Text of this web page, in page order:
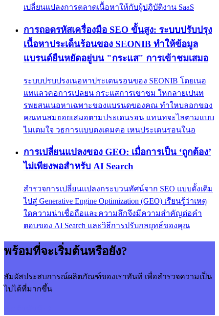
เปลี่ยนแปลงการตลาดเนื้อหาให้กับผู้ปฏิบัติงาน SaaS
การถอดรหัสเครื่องมือ SEO ขั้นสูง: ระบบปรับปรุง
เนื้อหาประเด็นร้อนของ SEONIB ทำให้ข้อมูล
แบรนด์ยืนหยัดอยู่บน "กระแส" การเข้าชมเสมอ
ระบบปรบปรงเนอหาประเดนรอนของ SEONIB โดยเนอ
แทแลวคอการเปลยน กระแสการเขาชม ใหกลายเปนท
รพยสนเนอหาเฉพาะของแบรนดของคณ ทำใหบลอกของ
คณทนสมยอยเสมอตามประเดนรอน แทนทจะไลตามแบบ
ไมเตมใจ วธการแบบดงเดมคอ เหนประเดนรอนในอ
การเปลี่ยนแปลงของ GEO: เมื่อการเป็น ‘ถูกต้อง’
ไม่เพียงพอสำหรับ AI Search
สำรวจการเปลี่ยนแปลงกระบวนทัศน์จาก SEO แบบดั้งเดิม
ไปสู่ Generative Engine Optimization (GEO) เรียนรู้ว่าเหตุ
ใดความน่าเชื่อถือและความลึกจึงมีความสำคัญต่อคำ
ตอบของ AI Search และวิธีการปรับกลยุทธ์ของคุณ
พร้อมที่จะเริ่มต้นหรือยัง?
สัมผัสประสบการณ์ผลิตภัณฑ์ของเราทันที เพื่อสำรวจความเป็น
ไปได้ที่มากขึ้น